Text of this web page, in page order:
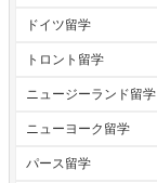
ドイツ留学
トロント留学
ニュージーランド留学
ニューヨーク留学
パース留学